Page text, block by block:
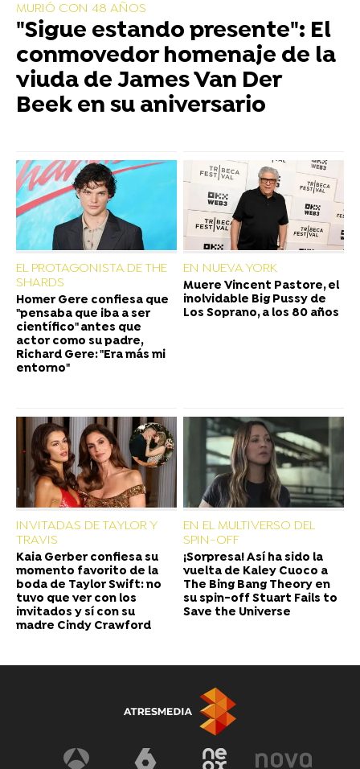
MURIÓ CON 48 AÑOS
"Sigue estando presente": El
conmovedor homenaje de la
viuda de James Van Der
Beek en su aniversario
EL PROTAGONISTA DE THE
SHARDS
Homer Gere confiesa que
"pensaba que iba a ser
científico" antes que
actor como su padre,
Richard Gere: "Era más mi
entorno"
EN NUEVA YORK
Muere Vincent Pastore, el
inolvidable Big Pussy de
Los Soprano, a los 80 años
INVITADAS DE TAYLOR Y
TRAVIS
Kaia Gerber confiesa su
momento favorito de la
boda de Taylor Swift: no
tuvo que ver con los
invitados y sí con su
madre Cindy Crawford
EN EL MULTIVERSO DEL
SPIN-OFF
¡Sorpresa! Así ha sido la
vuelta de Kaley Cuoco a
The Bing Bang Theory en
su spin-off Stuart Fails to
Save the Universe